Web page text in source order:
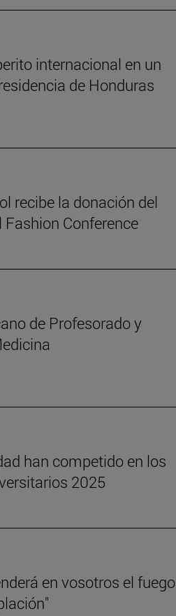
internacional en un
de Honduras
recibe la donación del
Conference
de Profesorado y
han competido en los
2025
en vosotros el